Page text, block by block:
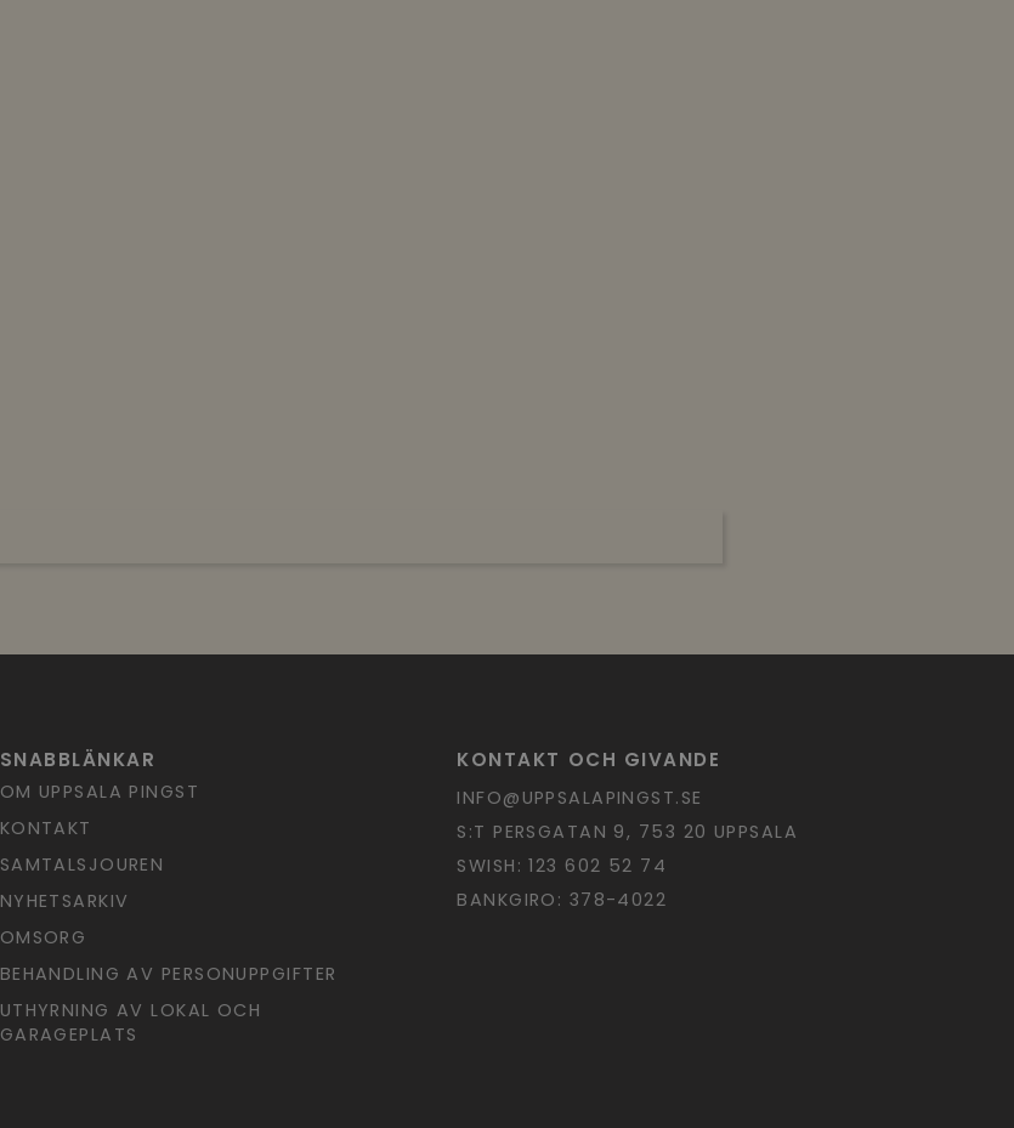
SNABBLÄNKAR
OM UPPSALA PINGST
KONTAKT
SAMTALSJOUREN
NYHETSARKIV
OMSORG
BEHANDLING AV PERSONUPPGIFTER
UTHYRNING AV LOKAL OCH
GARAGEPLATS
KONTAKT OCH GIVANDE
INFO@UPPSALAPINGST.SE
S:T PERSGATAN 9, 753 20 UPPSALA
SWISH: 123 602 52 74
BANKGIRO: 378-4022